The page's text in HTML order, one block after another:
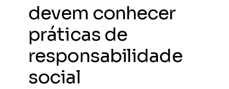
devem conhecer
práticas de
responsabilidade
social